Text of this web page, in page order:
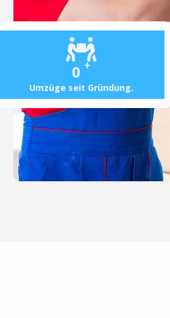
0 +
Umzüge seit Gründung.